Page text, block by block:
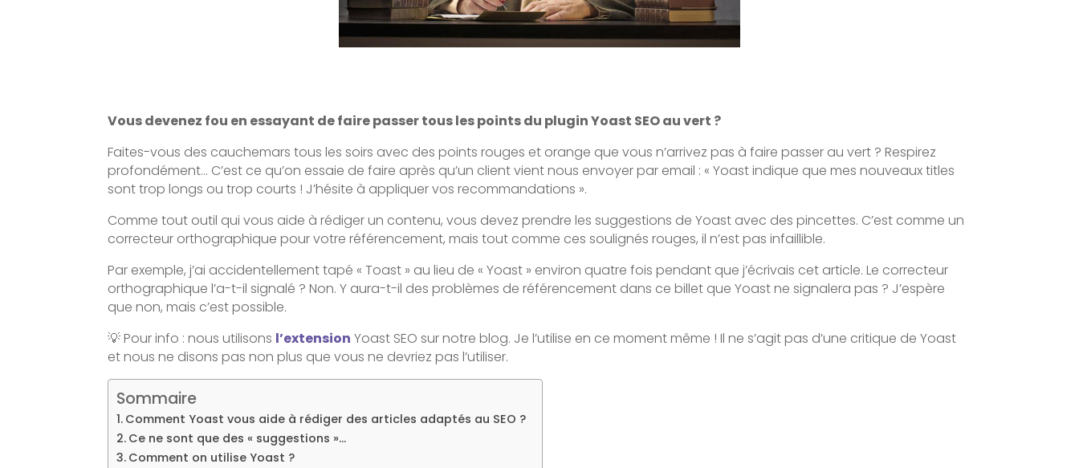
Vous devenez fou en essayant de faire passer tous les points du plugin Yoast SEO au vert ?
Faites-vous des cauchemars tous les soirs avec des points rouges et orange que vous n’arrivez pas à faire passer au vert ? Respirez
profondément… C’est ce qu’on essaie de faire après qu’un client vient nous envoyer par email : « Yoast indique que mes nouveaux titles
sont trop longs ou trop courts ! J’hésite à appliquer vos recommandations ».
Comme tout outil qui vous aide à rédiger un contenu, vous devez prendre les suggestions de Yoast avec des pincettes. C’est comme un
correcteur orthographique pour votre référencement, mais tout comme ces soulignés rouges, il n’est pas infaillible.
Par exemple, j’ai accidentellement tapé « Toast » au lieu de « Yoast » environ quatre fois pendant que j’écrivais cet article. Le correcteur
orthographique l’a-t-il signalé ? Non. Y aura-t-il des problèmes de référencement dans ce billet que Yoast ne signalera pas ? J’espère
que non, mais c’est possible.
💡 Pour info : nous utilisons l’extension Yoast SEO sur notre blog. Je l’utilise en ce moment même ! Il ne s’agit pas d’une critique de Yoast
et nous ne disons pas non plus que vous ne devriez pas l’utiliser.
Sommaire
Comment Yoast vous aide à rédiger des articles adaptés au SEO ?
Ce ne sont que des « suggestions »…
Comment on utilise Yoast ?